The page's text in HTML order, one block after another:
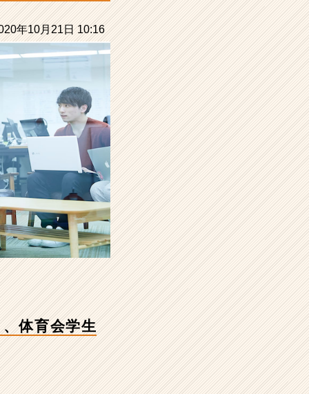
年10月21日 10:16
体育会学生